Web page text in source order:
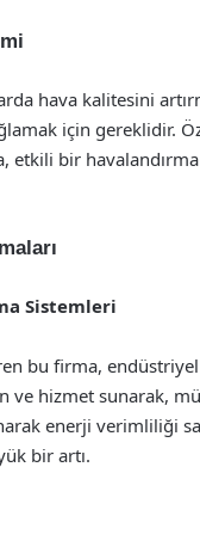
hava kalitesini
için
bir
Sistemleri
bu firma,
ve hizmet sunarak,
enerji verimliliği
bir artı.